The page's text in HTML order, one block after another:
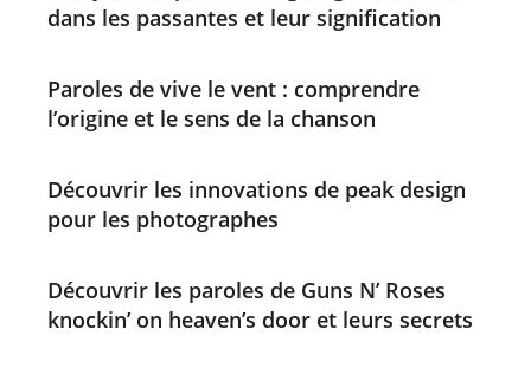
dans les passantes et leur signification
Paroles de vive le vent : comprendre
l’origine et le sens de la chanson
Découvrir les innovations de peak design
pour les photographes
Découvrir les paroles de Guns N’ Roses
knockin’ on heaven’s door et leurs secrets